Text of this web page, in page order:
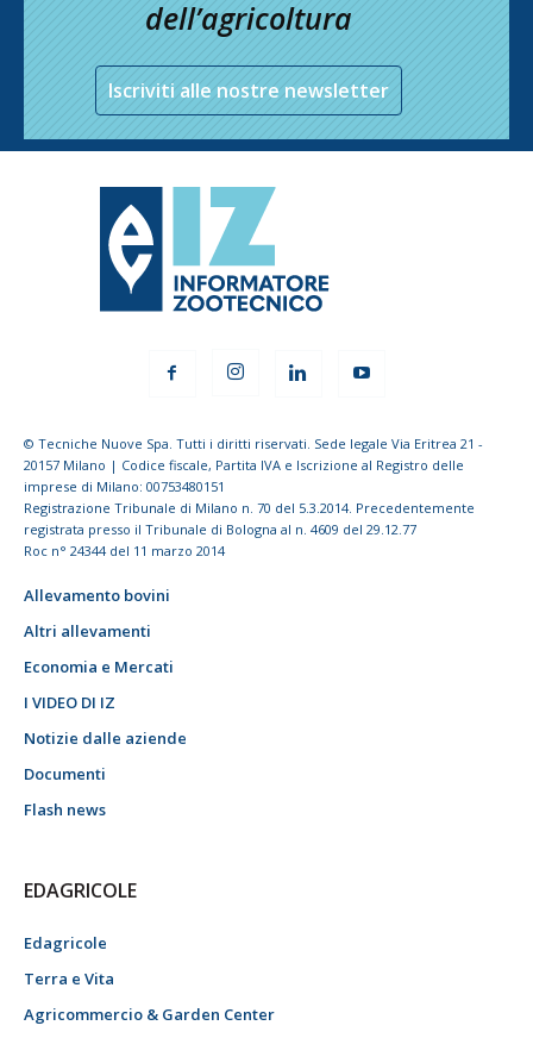
dell’agricoltura
Iscriviti alle nostre newsletter
© Tecniche Nuove Spa. Tutti i diritti riservati. Sede legale Via Eritrea 21 -
20157 Milano | Codice fiscale, Partita IVA e Iscrizione al Registro delle
imprese di Milano: 00753480151
Registrazione Tribunale di Milano n. 70 del 5.3.2014. Precedentemente
registrata presso il Tribunale di Bologna al n. 4609 del 29.12.77
Roc n° 24344 del 11 marzo 2014
Allevamento bovini
Altri allevamenti
Economia e Mercati
I VIDEO DI IZ
Notizie dalle aziende
Documenti
Flash news
EDAGRICOLE
Edagricole
Terra e Vita
Agricommercio & Garden Center